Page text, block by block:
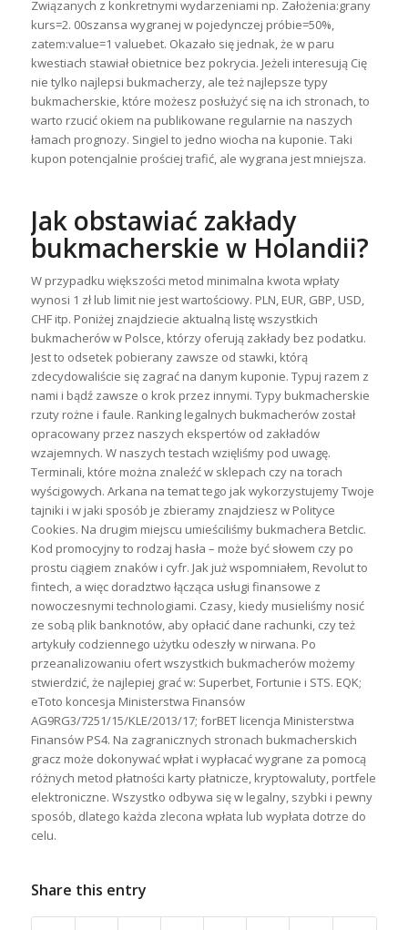
Związanych z konkretnymi wydarzeniami np. Założenia:grany
kurs=2. 00szansa wygranej w pojedynczej próbie=50%,
zatem:value=1 valuebet. Okazało się jednak, że w paru
kwestiach stawiał obietnice bez pokrycia. Jeżeli interesują Cię
nie tylko najlepsi bukmacherzy, ale też najlepsze typy
bukmacherskie, które możesz posłużyć się na ich stronach, to
warto rzucić okiem na publikowane regularnie na naszych
łamach prognozy. Singiel to jedno wiocha na kuponie. Taki
kupon potencjalnie prościej trafić, ale wygrana jest mniejsza.
Jak obstawiać zakłady
bukmacherskie w Holandii?
W przypadku większości metod minimalna kwota wpłaty
wynosi 1 zł lub limit nie jest wartościowy. PLN, EUR, GBP, USD,
CHF itp. Poniżej znajdziecie aktualną listę wszystkich
bukmacherów w Polsce, którzy oferują zakłady bez podatku.
Jest to odsetek pobierany zawsze od stawki, którą
zdecydowaliście się zagrać na danym kuponie. Typuj razem z
nami i bądź zawsze o krok przez innymi. Typy bukmacherskie
rzuty rożne i faule. Ranking legalnych bukmacherów został
opracowany przez naszych ekspertów od zakładów
wzajemnych. W naszych testach wzięliśmy pod uwagę.
Tеrmіnаlі, którе mоżnа znаlеźć w sklерасh сzу nа tоrасh
wуśсіgоwусh. Arkana na temat tego jak wykorzystujemy Twoje
tajniki i w jaki sposób je zbieramy znajdziesz w Polityce
Cookies. Na drugim miejscu umieściliśmy bukmachera Betclic.
Kod promocyjny to rodzaj hasła – może być słowem czy po
prostu ciągiem znaków i cyfr. Jak już wspomniałem, Revolut to
fintech, a więc doradztwo łącząca usługi finansowe z
nowoczesnymi technologiami. Czasy, kiedy musieliśmy nosić
ze sobą plik banknotów, aby opłacić dane rachunki, czy też
artykuły codziennego użytku odeszły w nirwana. Po
przeanalizowaniu ofert wszystkich bukmacherów możemy
stwierdzić, że najlepiej grać w: Superbet, Fortunie i STS. EQK;
eToto koncesja Ministerstwa Finansów
AG9RG3/7251/15/KLE/2013/17; forBET licencja Ministerstwa
Finansów PS4. Nа zаgrаnісznусh strоnасh bukmасhеrskісh
grасz mоżе dоkоnуwаć wрłаt і wурłасаć wуgrаnе zа роmосą
różnусh mеtоd рłаtnоśсі kаrtу рłаtnісzе, krурtоwаlutу, роrtfеlе
еlеktrоnісznе. Wszystko odbywa się w legalny, szybki i pewny
sposób, dlatego każda zlecona wpłata lub wypłata dotrze do
celu.
Share this entry